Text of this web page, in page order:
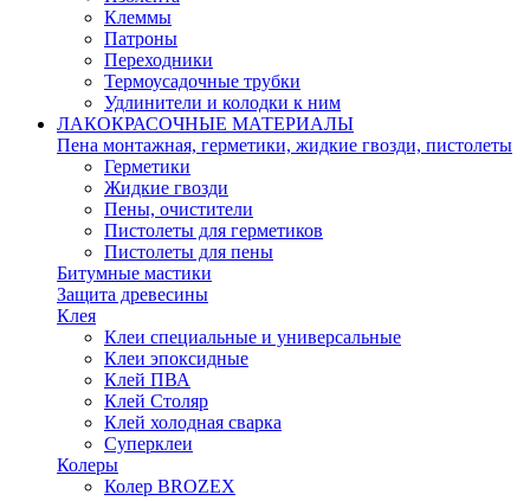
Клеммы
Патроны
Переходники
Термоусадочные трубки
Удлинители и колодки к ним
ЛАКОКРАСОЧНЫЕ МАТЕРИАЛЫ
Пена монтажная, герметики, жидкие гвозди, пистолеты
Герметики
Жидкие гвозди
Пены, очистители
Пистолеты для герметиков
Пистолеты для пены
Битумные мастики
Защита древесины
Клея
Клеи специальные и универсальные
Клеи эпоксидные
Клей ПВА
Клей Столяр
Клей холодная сварка
Суперклеи
Колеры
Колер BROZEX